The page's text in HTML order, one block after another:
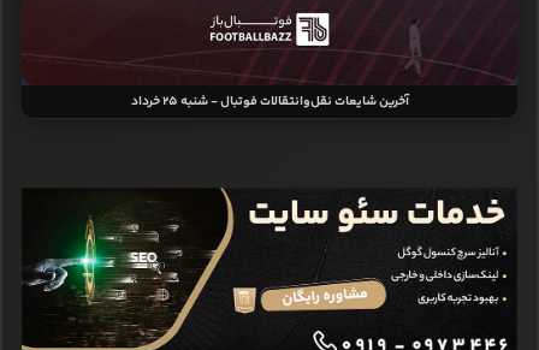
آخرین شایعات نقل‌وانتقالات فوتبال - شنبه 25 خرداد